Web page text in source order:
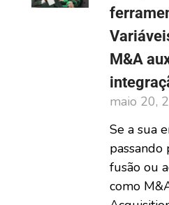
M&A
maio 20,
Se a sua
fusão ou
como